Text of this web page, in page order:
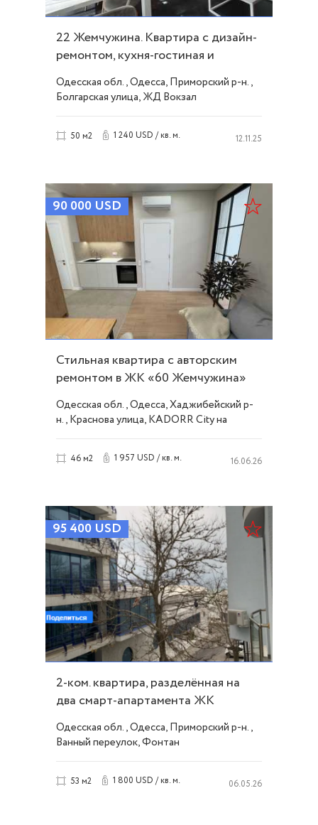
22 Жемчужина. Квартира с дизайн-
ремонтом, кухня-гостиная и
спальня ID 53014
Одесская обл., Одесса, Приморский р-н.,
Болгарская улица, ЖД Вокзал
50 м2 1 240 USD / кв. м. 12.11.25
90 000 USD
Стильная квартира с авторским
ремонтом в ЖК «60 Жемчужина»
ID 54298
Одесская обл., Одесса, Хаджибейский р-
н., Краснова улица, KADORR City на
46 м2 1 957 USD / кв. м. 16.06.26
95 400 USD
2-ком. квартира, разделённая на
два смарт-апартамента ЖК
"Миконос" ID 40989
Одесская обл., Одесса, Приморский р-н.,
Ванный переулок, Фонтан
53 м2 1 800 USD / кв. м. 06.05.26